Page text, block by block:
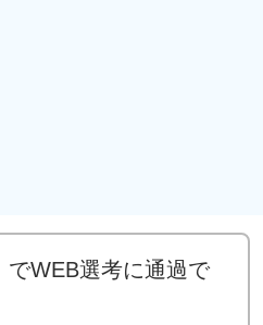
でWEB選考に通過で